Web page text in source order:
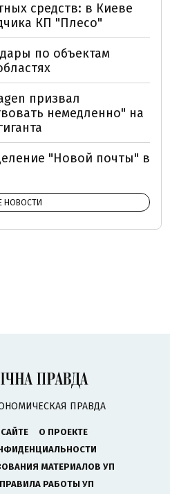
средств: в Киеве
КП "Плесо"
по объектам
призвал
немедленно" на
"Новой почты" в
НОВОСТИ
ПРАВДА
О ПРОЕКТЕ
МАТЕРИАЛОВ УП
РАБОТЫ УП